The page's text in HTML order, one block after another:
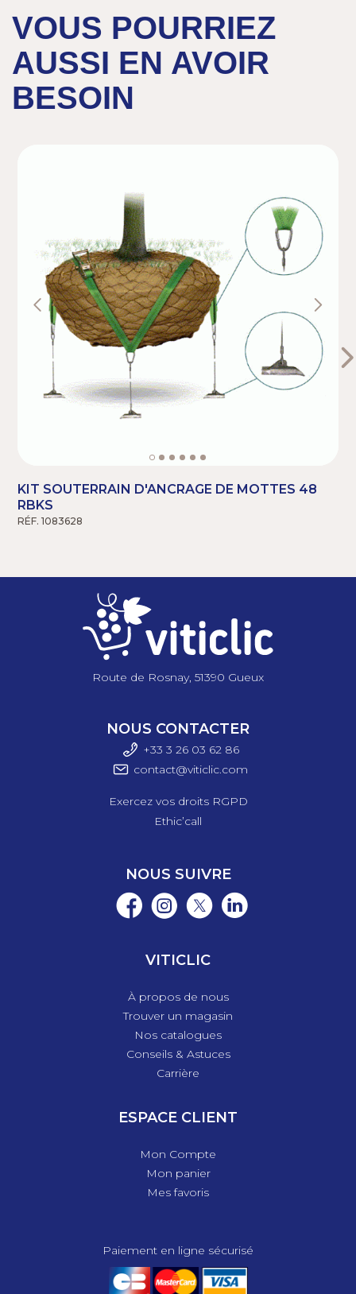
VOUS POURRIEZ
AUSSI EN AVOIR
BESOIN
KIT SOUTERRAIN D'ANCRAGE DE MOTTES 48
RBKS
RÉF. 1083628
Route de Rosnay, 51390 Gueux
NOUS CONTACTER
+33 3 26 03 62 86
contact@viticlic.com
Exercez vos droits RGPD
Ethic’call
NOUS SUIVRE
VITICLIC
À propos de nous
Trouver un magasin
Nos catalogues
Conseils & Astuces
Carrière
ESPACE CLIENT
Mon Compte
Mon panier
Mes favoris
Paiement en ligne sécurisé